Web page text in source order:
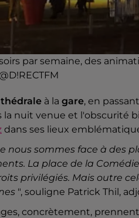
par semaine, des
@D!RECTFM
à la gare, en
la nuit venue et l'obscurité
dans ses lieux
nous sommes face à des
La place de la
privilégiés. Mais outre
", souligne Patrick Thil,
concrètement,